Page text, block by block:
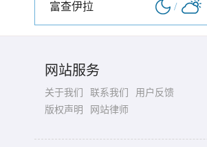
富查伊拉 /
网站服务
关于我们 联系我们
用户反馈
版权声明
网站律师